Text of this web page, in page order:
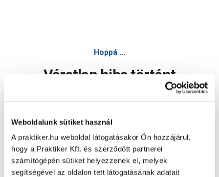
Weboldalunk sütiket használ
A praktiker.hu weboldal látogatásakor Ön hozzájárul,
hogy a Praktiker Kft. és szerződött partnerei
számítógépén sütiket helyezzenek el, melyek
segítségével az oldalon tett látogatásának adatait
Hoppá ...
Váratlan hiba történt
Oldal újratöltése